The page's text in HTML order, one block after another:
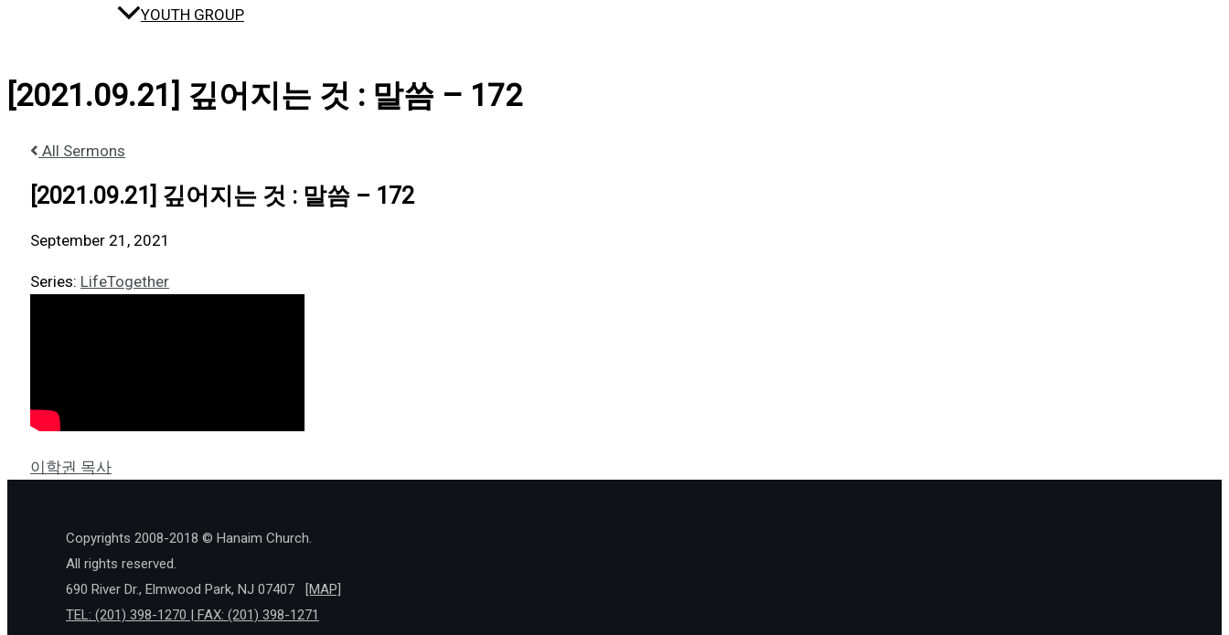
YOUTH GROUP
[2021.09.21] 깊어지는 것 : 말씀 – 172
All Sermons
[2021.09.21] 깊어지는 것 : 말씀 – 172
September 21, 2021
Series: LifeTogether
이학권 목사
Copyrights 2008-2018 © Hanaim Church.
All rights reserved.
690 River Dr., Elmwood Park, NJ 07407
[MAP]
TEL: (201) 398-1270 | FAX: (201) 398-1271